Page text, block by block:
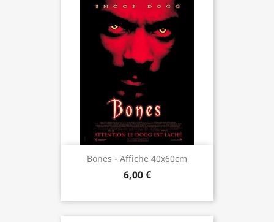
Bones - Affiche 40x60cm
6,00 €